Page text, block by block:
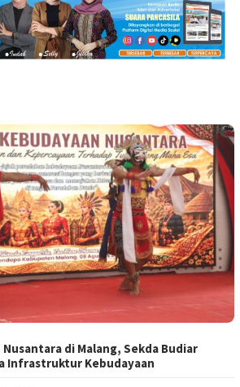
di Malang, Sekda Budiar
Infrastruktur Kebudayaan